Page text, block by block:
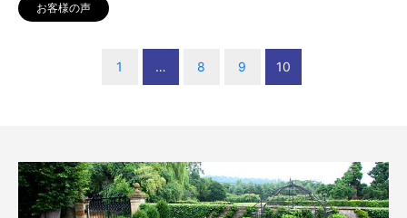
お客様の声
1 … 8 9 10